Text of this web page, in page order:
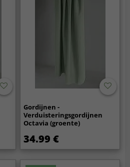
Gordijnen -
Verduisteringsgordijnen
Octavia (groente)
34.99 €